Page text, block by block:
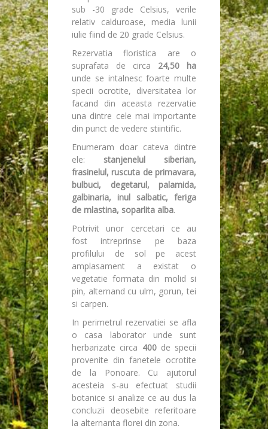
sub -30 grade Celsius, verile
relativ calduroase, media lunii
iulie fiind de 20 grade Celsius.
Rezervatia floristica are o
suprafata de circa 24,50 ha
unde se intalnesc foarte multe
specii ocrotite, diversitatea lor
facand din aceasta rezervatie
una dintre cele mai importante
din punct de vedere stiintific.
Enumeram doar cateva dintre
ele: stanjenelul siberian,
frasinelul, ruscuta de primavara,
bulbuci, degetarul, palamida,
galbinaria, inul salbatic, feriga
de mlastina, soparlita alba.
Potrivit unor cercetari ce au
fost intreprinse pe baza
profilului de sol pe acest
amplasament a existat o
vegetatie formata din molid si
pin, alternand cu ulm, gorun, tei
si carpen.
In perimetrul rezervatiei se afla
o casa laborator unde sunt
herbarizate circa 400de specii
provenite din fanetele ocrotite
de la Ponoare. Cu ajutorul
acesteia s-au efectuat studii
botanice si analize ce au dus la
concluzii deosebite referitoare
la alternanta florei din zona.